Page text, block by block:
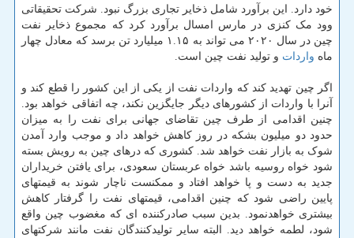
خود دارد. این برآورد شامل ذخایر تجاری بزرگ نبود. شرکت تحقیقاتی
وود مک کنزی در مارس امسال برآورد کرد که مجموع ذخایر نفت
چین در سال ۲۰۲۰ می تواند به ۱.۱۵ میلیارد تن برسد که معادل چهار
ماه واردات و تولید نفت چین است.
اگر چین تهدید کند که واردات نفت از یکی از این کشور را قطع کند و
آنرا با واردات از کشورهای دیگر جایگزین نکند، چه اتفاقی خواهد بود.
چنین اقدامی از طرف چین تقاضای جهانی برای نفت را به میزان
حدود دو میلیون بشکه در روز کاهش خواهد داد و موجب وارد آمدن
شوک به بازار نفت خواهد شد. کشوری که درهای چین به رویش بسته
شود خواه روسیه باشد خواه عربستان سعودی، برای یافتن خریداران
جدید به دست و پا خواهد افتاد و ممکنست ناچار شوند به قیمتهای
پایین راضی شود که چنین اقدامی، قیمتهای نفت را گرفتار کاهش
بیشتری خواهدنمود. بدین سبب صادرکننده ای که مغضوب چین واقع
شود، لطمه خواهد دید. البته سایر تولیدکنندگان نفت مانند شرکتهای